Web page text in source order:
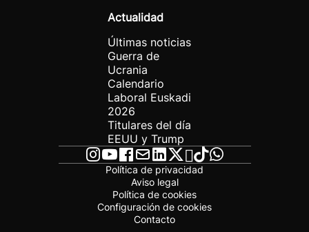
Actualidad
Últimas noticias
Guerra de
Ucrania
Calendario
Laboral Euskadi
2026
Titulares del día
EEUU y Trump
Política de privacidad
Aviso legal
Política de cookies
Configuración de cookies
Contacto